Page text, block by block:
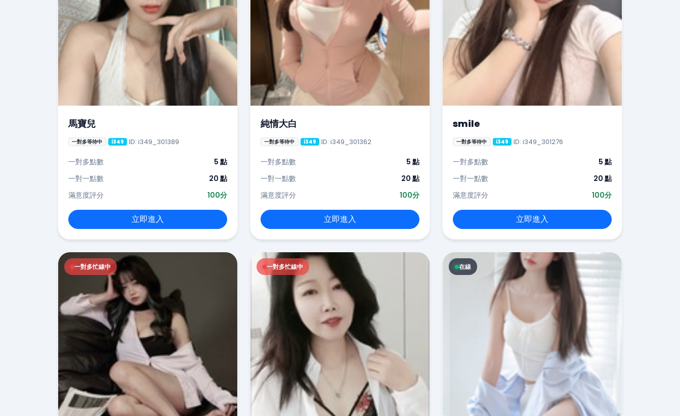
馬寶兒
一對多等待中 i349 ID: i349_301389
一對多點數
5 點
一對一點數
20 點
滿意度評分
100分
立即進入
純情大白
一對多等待中 i349 ID: i349_301362
一對多點數
5 點
一對一點數
20 點
滿意度評分
100分
立即進入
smile
一對多等待中 i349 ID: i349_301276
一對多點數
5 點
一對一點數
20 點
滿意度評分
100分
立即進入
一對多忙線中 一對多忙線中 在線